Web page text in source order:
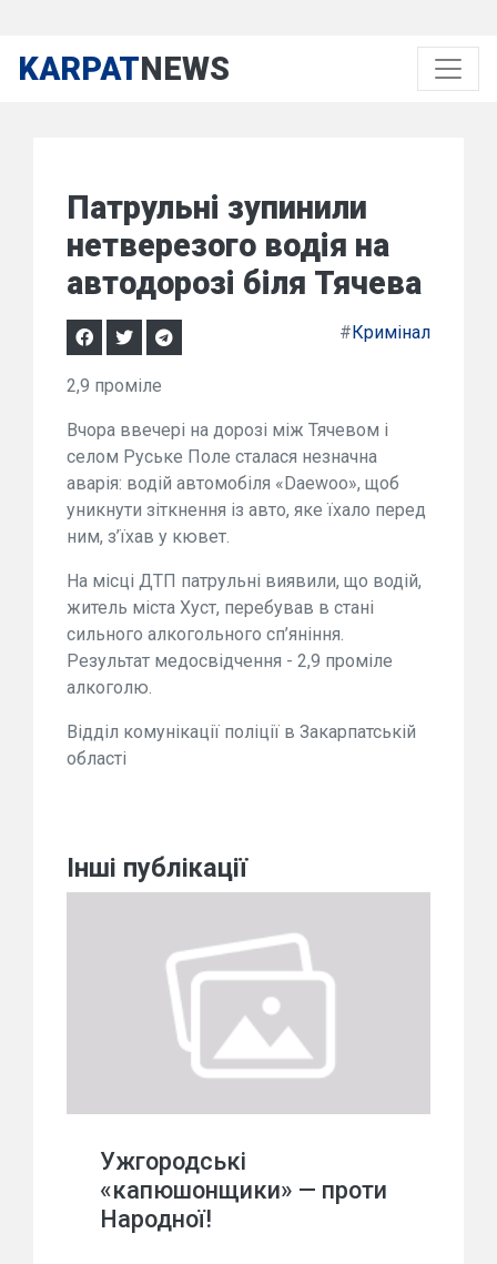
KARPATNEWS
Патрульні зупинили
нетверезого водія на
автодорозі біля Тячева
#Кримінал
2,9 проміле
Вчора ввечері на дорозі між Тячевом і
селом Руське Поле сталася незначна
аварія: водій автомобіля «Daеwoo», щоб
уникнути зіткнення із авто, яке їхало перед
ним, з’їхав у кювет.
На місці ДТП патрульні виявили, що водій,
житель міста Хуст, перебував в стані
сильного алкогольного сп’яніння.
Результат медосвідчення - 2,9 проміле
алкоголю.
Відділ комунікації поліції в Закарпатській
області
Інші публікації
Ужгородські
«капюшонщики» — проти
Народної!